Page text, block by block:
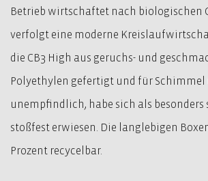
Betrieb wirtschaftet nach biologischen
verfolgt eine moderne
die CB3 High aus geruchs- und
Polyethylen gefertigt und für Schimmel
unempfindlich, habe sich als besonders
stoßfest erwiesen. Die langlebigen
Prozent recycelbar.